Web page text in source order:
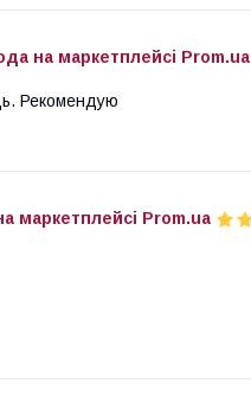
на маркетплейсі Prom.ua
Рекомендую
маркетплейсі Prom.ua